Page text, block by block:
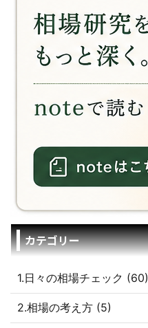
カテゴリー
1.日々の相場チェック (60)
2.相場の考え方 (5)